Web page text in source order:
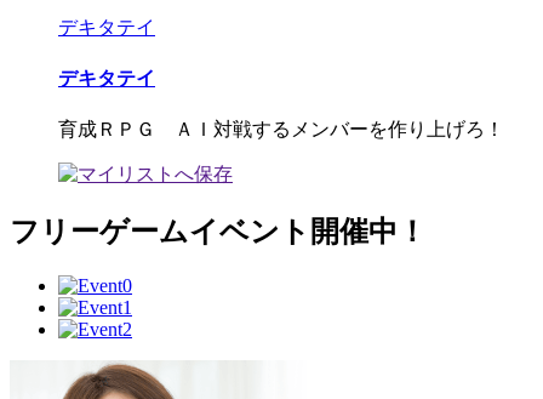
デキタテイ
デキタテイ
育成ＲＰＧ ＡＩ対戦するメンバーを作り上げろ！
フリーゲームイベント開催中！